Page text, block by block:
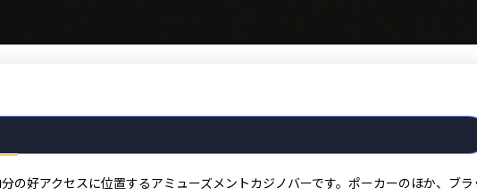
の好アクセスに位置するアミューズメントカジノバーです。ポーカーのほか、ブラ